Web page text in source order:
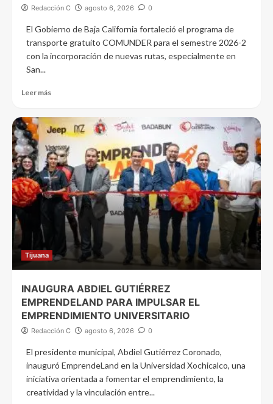
Redacción C agosto 6, 2026 0
El Gobierno de Baja California fortaleció el programa de
transporte gratuito COMUNDER para el semestre 2026-2
con la incorporación de nuevas rutas, especialmente en
San...
Leer más
Tijuana
INAUGURA ABDIEL GUTIÉRREZ
EMPRENDELAND PARA IMPULSAR EL
EMPRENDIMIENTO UNIVERSITARIO
Redacción C agosto 6, 2026 0
El presidente municipal, Abdiel Gutiérrez Coronado,
inauguró EmprendeLand en la Universidad Xochicalco, una
iniciativa orientada a fomentar el emprendimiento, la
creatividad y la vinculación entre...